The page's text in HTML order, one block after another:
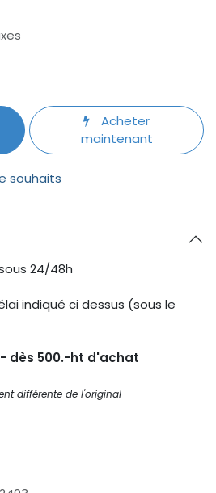
Acheter
maintenant
souhaits
24/48h
indiqué ci dessus (sous le
- dès 500.-ht d'achat
différente de l'original